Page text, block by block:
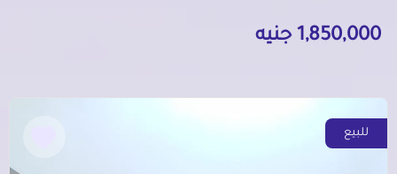
1,850,000 جنيه
للبيع